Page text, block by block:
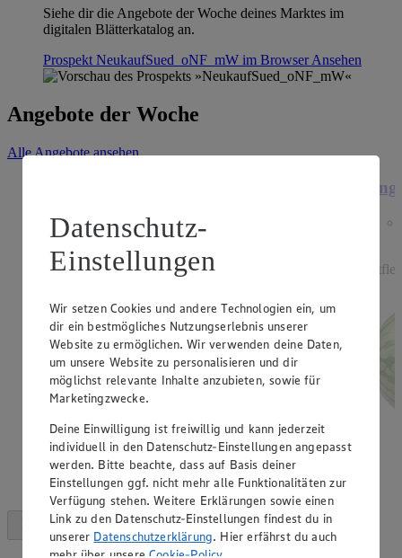
Siehe dir die Angebote der Woche deines Marktes im
digitalen Blätterkatalog an.
Prospekt NeukaufSued_oNF_mW im BrowserAnsehen
Angebote der Woche
Alle Angebote ansehen
3.33
Festpreis von 3.33€
aus Deutschland/Polen, Kl. I, 500g Packung,
Datenschutz-
Einstellungen
Wir setzen Cookies und andere Technologien ein, um
dir ein bestmögliches Nutzungserlebnis unserer
Website zu ermöglichen. Wir verwenden deine Daten,
um unsere Website zu personalisieren und dir
möglichst relevante Inhalte anzubieten, sowie für
Marketingzwecke.
Deine Einwilligung ist freiwillig und kann jederzeit
individuell in den Datenschutz-Einstellungen angepasst
werden. Bitte beachte, dass auf Basis deiner
Einstellungen ggf. nicht mehr alle Funktionalitäten zur
Verfügung stehen. Weitere Erklärungen sowie einen
Link zu den Datenschutz-Einstellungen findest du in
unserer Datenschutzerklärung. Hier erfährst du auch
mehr über unsereCookie-Policy.